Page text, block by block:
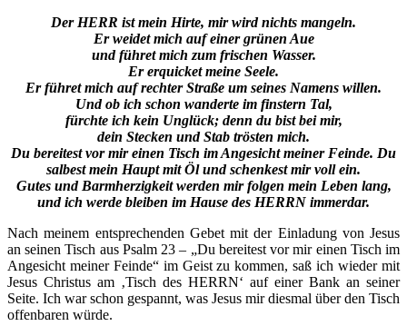
Der HERR ist mein Hirte, mir wird nichts mangeln.
Er weidet mich auf einer grünen Aue
und führet mich zum frischen Wasser.
Er erquicket meine Seele.
Er führet mich auf rechter Straße um seines Namens willen.
Und ob ich schon wanderte im finstern Tal,
fürchte ich kein Unglück; denn du bist bei mir,
dein Stecken und Stab trösten mich.
Du bereitest vor mir einen Tisch im Angesicht meiner Feinde. Du
salbest mein Haupt mit Öl und schenkest mir voll ein.
Gutes und Barmherzigkeit werden mir folgen mein Leben lang,
und ich werde bleiben im Hause des HERRN immerdar.
Nach meinem entsprechenden Gebet mit der Einladung von Jesus
an seinen Tisch aus Psalm 23 – „Du bereitest vor mir einen Tisch im
Angesicht meiner Feinde“ im Geist zu kommen, saß ich wieder mit
Jesus Christus am ‚Tisch des HERRN‘ auf einer Bank an seiner
Seite. Ich war schon gespannt, was Jesus mir diesmal über den Tisch
offenbaren würde.